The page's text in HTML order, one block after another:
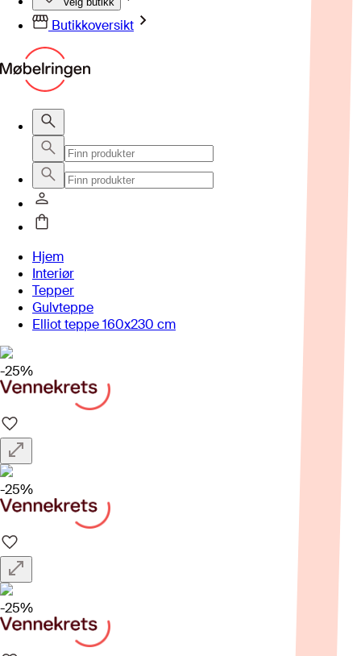
Butikkoversikt
Hjem
Interiør
Tepper
Gulvteppe
Elliot teppe 160x230 cm
-25%
-25%
-25%